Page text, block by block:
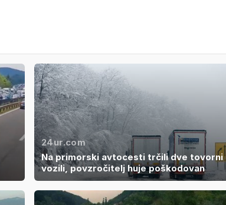
24ur.com
Na primorski avtocesti trčili dve tovorni
vozili, povzročitelj huje poškodovan